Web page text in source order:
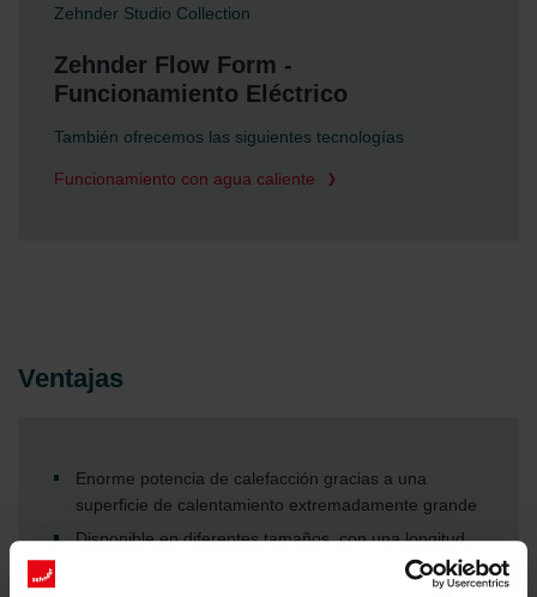
Zehnder Studio Collection
Zehnder Flow Form -
Funcionamiento Eléctrico
También ofrecemos las siguientes tecnologías
Funcionamiento con agua caliente
Ventajas
Enorme potencia de calefacción gracias a una
superficie de calentamiento extremadamente grande
Disponible en diferentes tamaños, con una longitud
de hasta 2000 mm y un diámetro de hasta 133 mm